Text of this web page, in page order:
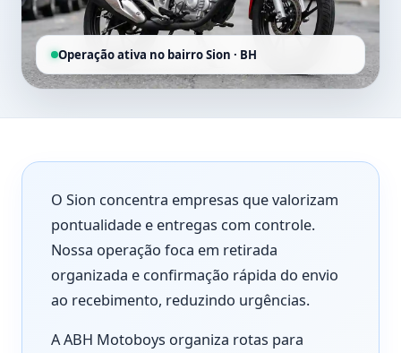
Operação ativa no bairro Sion · BH
O Sion concentra empresas que valorizam
pontualidade e entregas com controle.
Nossa operação foca em retirada
organizada e confirmação rápida do envio
ao recebimento, reduzindo urgências.
A ABH Motoboys organiza rotas para